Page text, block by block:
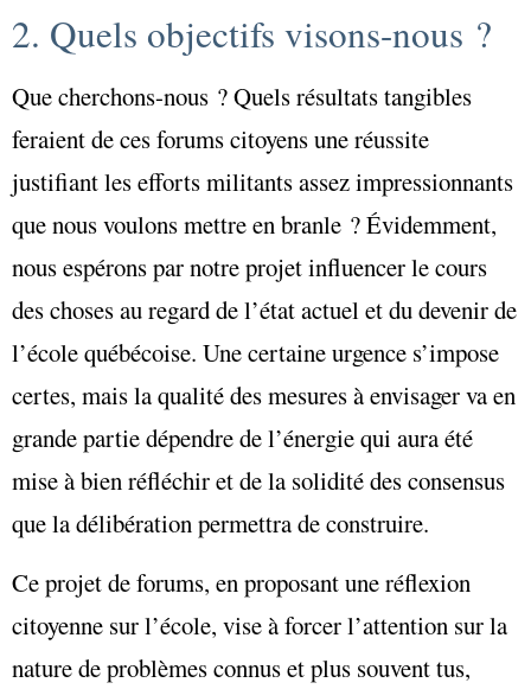
2. Quels objectifs visons-nous ?
Que cherchons-nous ? Quels résultats tangibles
feraient de ces forums citoyens une réussite
justifiant les efforts militants assez impressionnants
que nous voulons mettre en branle ? Évidemment,
nous espérons par notre projet influencer le cours
des choses au regard de l’état actuel et du devenir de
l’école québécoise. Une certaine urgence s’impose
certes, mais la qualité des mesures à envisager va en
grande partie dépendre de l’énergie qui aura été
mise à bien réfléchir et de la solidité des consensus
que la délibération permettra de construire.
Ce projet de forums, en proposant une réflexion
citoyenne sur l’école, vise à forcer l’attention sur la
nature de problèmes connus et plus souvent tus,